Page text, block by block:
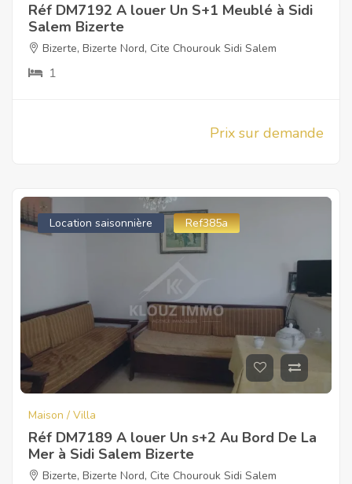
Réf DM7192 A louer Un S+1 Meublé à Sidi
Salem Bizerte
Bizerte, Bizerte Nord, Cite Chourouk Sidi Salem
1
Prix sur demande
Location saisonnière Ref385a
Maison / Villa
Réf DM7189 A louer Un s+2 Au Bord De La
Mer à Sidi Salem Bizerte
Bizerte, Bizerte Nord, Cite Chourouk Sidi Salem